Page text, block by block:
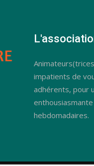
impatients de
adhérents, pour
hebdomadaires.